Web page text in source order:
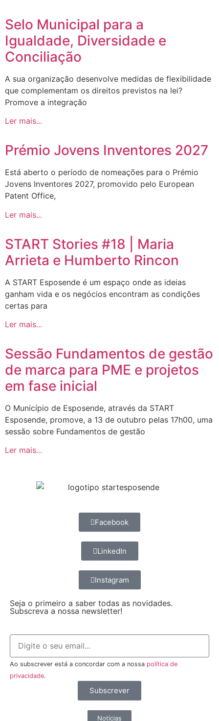
Selo Municipal para a
Igualdade, Diversidade e
Conciliação
A sua organização desenvolve medidas de flexibilidade
que complementam os direitos previstos na lei?
Promove a integração
Ler mais...
Prémio Jovens Inventores 2027
Está aberto o período de nomeações para o Prémio
Jovens Inventores 2027, promovido pelo European
Patent Office,
Ler mais...
START Stories #18 | Maria
Arrieta e Humberto Rincon
A START Esposende é um espaço onde as ideias
ganham vida e os negócios encontram as condições
certas para
Ler mais...
Sessão Fundamentos de gestão
de marca para PME e projetos
em fase inicial
O Município de Esposende, através da START
Esposende, promove, a 13 de outubro pelas 17h00, uma
sessão sobre Fundamentos de gestão
Ler mais...
Facebook
LinkedIn
Instagram
Seja o primeiro a saber todas as novidades.
Subscreva a nossa newsletter!
Ao subscrever está a concordar com a nossa política de
privacidade.
Subscrever
Notícias